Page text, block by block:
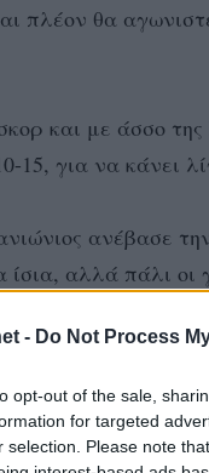
- Do Not Process
opt-out of the sale,
for targeted
selection. Please note
πλέον θα
και με άσσο
15, για να κάνει
ανέβασε
αλλά πάλι οι
Νομικού ο
14 με επίθεση
του σετ ο